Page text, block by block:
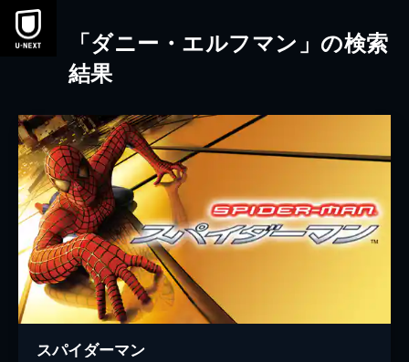
本文へスキップ
「ダニー・エルフマン」の検索
結果
スパイダーマン